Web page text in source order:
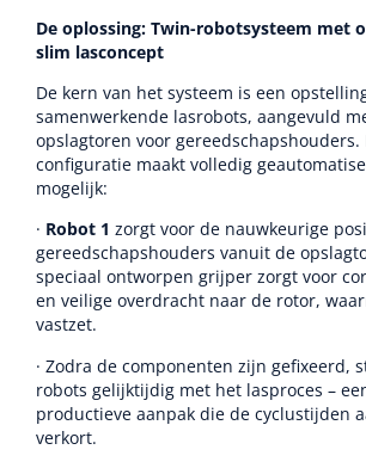
De oplossing: Twin-robotsysteem met
slim lasconcept
De kern van het systeem is een
samenwerkende lasrobots, aangevuld
opslagtoren voor gereedschapshouders.
configuratie maakt volledig
mogelijk:
· Robot 1 zorgt voor de nauwkeurige
gereedschapshouders vanuit de
speciaal ontworpen grijper zorgt voor
en veilige overdracht naar de rotor,
vastzet.
· Zodra de componenten zijn gefixeerd,
robots gelijktijdig met het lasproces –
productieve aanpak die de cyclustijden
verkort.